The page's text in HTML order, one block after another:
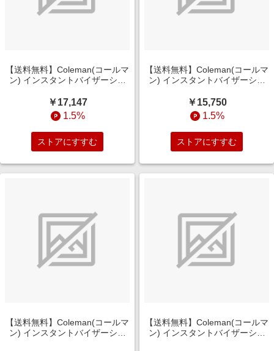
【送料無料】Coleman(コールマ
ン) インスタントバイザーシェ
2244025
￥17,147
1.5%
ストアにすすむ
【送料無料】Coleman(コールマ
ン) インスタントバイザーシェ
ム） 2243954
￥15,750
1.5%
ストアにすすむ
【送料無料】Coleman(コールマ
ン) インスタントバイザーシェ
【送料無料】Coleman(コールマ
ン) インスタントバイザーシェ